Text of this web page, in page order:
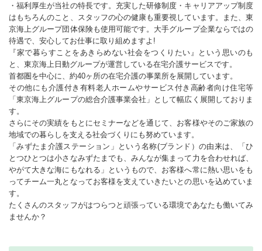
・福利厚生が当社の特長です。充実した研修制度・キャリアアップ制度
はもちろんのこと、スタッフの心の健康も重要視しています。また、東
京海上グループ団体保険も使用可能です。大手グループ企業ならではの
待遇で、安心してお仕事に取り組めますよ!
『家で暮らすことをあきらめない社会をつくりたい』という思いのも
と、東京海上日動グループが運営している在宅介護サービスです。
首都圏を中心に、約40ヶ所の在宅介護の事業所を展開しています。
その他にも介護付き有料老人ホームやサービス付き高齢者向け住宅等
「東京海上グループの総合介護事業会社」として幅広く展開しておりま
す。
さらにその実績をもとにセミナーなどを通じて、お客様やそのご家族の
地域での暮らしを支える社会づくりにも努めています。
「みずたま介護ステーション」という名称(ブランド）の由来は、「ひ
とつひとつは小さなみずたまでも、みんなが集まって力を合わせれば、
やがて大きな海にもなれる」というもので、お客様へ常に熱い思いをも
ってチーム一丸となってお客様を支えていきたいとの思いを込めていま
す。
たくさんのスタッフがはつらつと頑張っている環境であなたも働いてみ
ませんか？